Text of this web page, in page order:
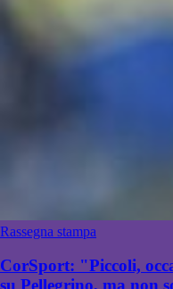
Rassegna stampa
CorSport: "Piccoli,
su Pellegrino, ma non